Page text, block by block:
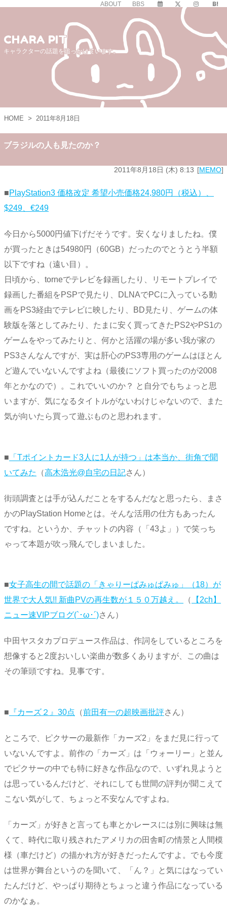
ABOUT BBS
CHARA PIT
キャラクターの話題を追っかけています。
HOME > 2011年8月18日
ブラジルの人も見たのか？
2011年8月18日 (木) 8:13 MEMO
■PlayStation3 価格改定 希望小売価格24,980円（税込）、
$249、€249
今日から5000円値下げだそうです。安くなりましたね。僕
が買ったときは54980円（60GB）だったのでとうとう半額
以下ですね（遠い目）。
日頃から、torneでテレビを録画したり、リモートプレイで
録画した番組をPSPで見たり、DLNAでPCに入っている動
画をPS3経由でテレビに映したり、BD見たり、ゲームの体
験版を落としてみたり、たまに安く買ってきたPS2やPS1の
ゲームをやってみたりと、何かと活躍の場が多い我が家の
PS3さんなんですが、実は肝心のPS3専用のゲームはほとん
ど遊んでいないんですよね（最後にソフト買ったのが2008
年とかなので）。これでいいのか？ と自分でもちょっと思
いますが、気になるタイトルがないわけじゃないので、また
気が向いたら買って遊ぶものと思われます。
■ 「Tポイントカード3人に1人が持つ」は本当か、街角で聞
いてみた
（高木浩光@自宅の日記さん）
街頭調査とは手が込んだことをするんだなと思ったら、まさ
かのPlayStation Homeとは。そんな活用の仕方もあったん
ですね。というか、チャットの内容（「43よ」）で笑っち
ゃって本題が吹っ飛んでしまいました。
■女子高生の間で話題の「きゃりーぱみゅぱみゅ」（18）が
世界で大人気!! 新曲PVの再生数が１５０万越え。
（
【2ch】
ニュー速VIPブログ(`･ω･´)さん）
中田ヤスタカプロデュース作品は、作詞をしているところを
想像すると2度おいしい楽曲が数多くありますが、この曲は
その筆頭ですね。見事です。
■ 『カーズ２』30点 （前田有一の超映画批評さん）
ところで、ピクサーの最新作「カーズ2」をまだ見に行って
いないんですよ。前作の「カーズ」は「ウォーリー」と並ん
でピクサーの中でも特に好きな作品なので、いずれ見ようと
は思っているんだけど、それにしても世間の評判が聞こえて
こない気がして、ちょっと不安なんですよね。
「カーズ」が好きと言っても車とかレースには別に興味は無
くて、時代に取り残されたアメリカの田舎町の情景と人間模
様（車だけど）の描かれ方が好きだったんですよ。でも今度
は世界が舞台というのを聞いて、「ん？」と気にはなってい
たんだけど、やっぱり期待とちょっと違う作品になっている
のかなぁ。